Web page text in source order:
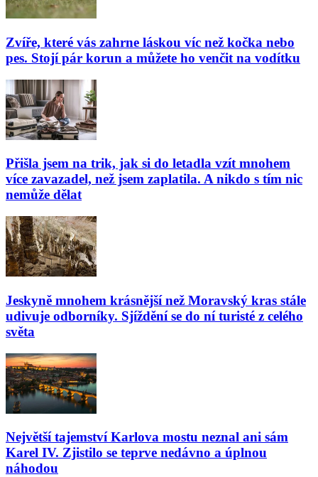
Zvíře, které vás zahrne láskou víc než kočka nebo
pes. Stojí pár korun a můžete ho venčit na vodítku
Přišla jsem na trik, jak si do letadla vzít mnohem
více zavazadel, než jsem zaplatila. A nikdo s tím nic
nemůže dělat
Jeskyně mnohem krásnější než Moravský kras stále
udivuje odborníky. Sjíždění se do ní turisté z celého
světa
Největší tajemství Karlova mostu neznal ani sám
Karel IV. Zjistilo se teprve nedávno a úplnou
náhodou